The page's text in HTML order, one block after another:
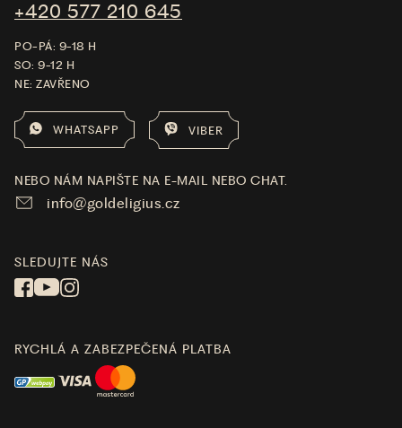
+420 577 210 645
PO-PÁ: 9-18 H
SO: 9-12 H
NE: ZAVŘENO
WHATSAPP VIBER
NEBO NÁM NAPIŠTE NA E-MAIL NEBO CHAT.
info@goldeligius.cz
SLEDUJTE NÁS
RYCHLÁ A ZABEZPEČENÁ PLATBA